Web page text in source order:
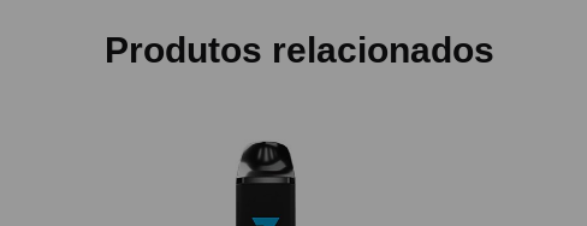
Produtos relacionados